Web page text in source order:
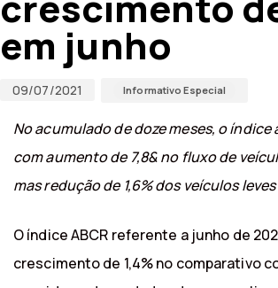
em junho
09/07/2021 Informativo Especial
No acumulado de doze meses, o índice
com aumento de 7,8& no fluxo de
mas redução de 1,6% dos veículos leves
O índice ABCR referente a junho de
crescimento de 1,4% no comparativo